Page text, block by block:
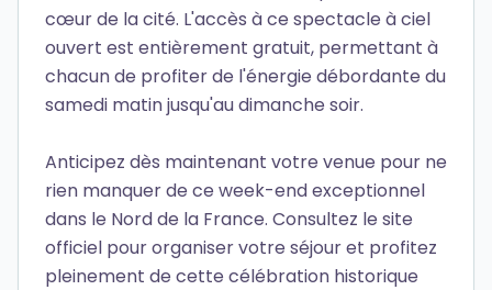
cœur de la cité. L'accès à ce spectacle à ciel
ouvert est entièrement gratuit, permettant à
chacun de profiter de l'énergie débordante du
samedi matin jusqu'au dimanche soir.
Anticipez dès maintenant votre venue pour ne
rien manquer de ce week-end exceptionnel
dans le Nord de la France. Consultez le site
officiel pour organiser votre séjour et profitez
pleinement de cette célébration historique